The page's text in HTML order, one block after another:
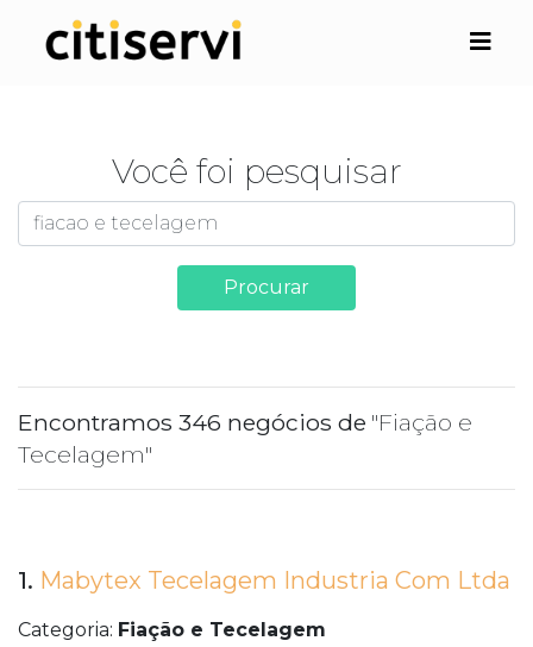
Você foi pesquisar
Procurar
Encontramos 346 negócios de "Fiação e
Tecelagem"
1. Mabytex Tecelagem Industria Com Ltda
Categoria: Fiação e Tecelagem